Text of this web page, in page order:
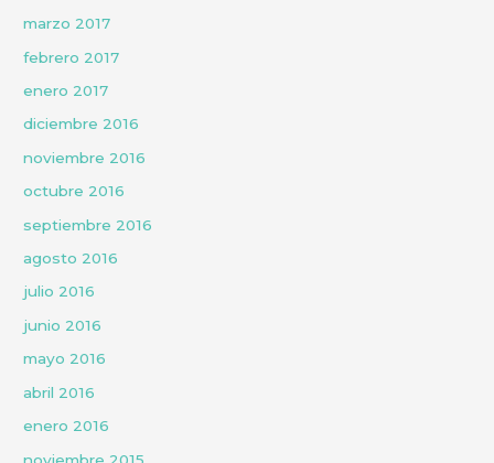
marzo 2017
febrero 2017
enero 2017
diciembre 2016
noviembre 2016
octubre 2016
septiembre 2016
agosto 2016
julio 2016
junio 2016
mayo 2016
abril 2016
enero 2016
noviembre 2015